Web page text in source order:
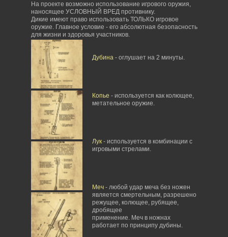
На проекте возможно использование игрового оружия,
наносящее УСЛОВНЫЙ ВРЕД противнику.
Дикие имеют право использовать ТОЛЬКО игровое
оружие. Главное условие - его абсолютная безопасность
для жизни и здоровья участников.
Дубина- оглушает на 2 минуты.
Копье - используется как колющее,
метательное оружие.
Лук- используется в комбинации с
игровыми стрелами.
Меч- любой удар меча без ножен
является смертельным, разрешено
режущее, колющее, рубящее,
дробящее
применение. Меч в ножнах
работает по принципу дубины.